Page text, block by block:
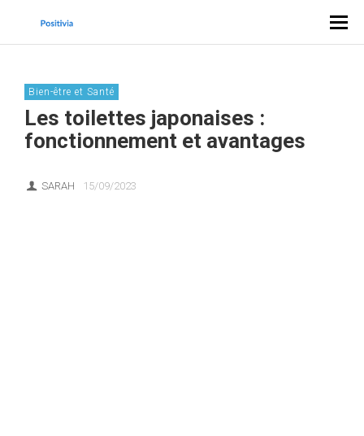
Bien-être et Santé
Les toilettes japonaises :
fonctionnement et avantages
SARAH 15/09/2023